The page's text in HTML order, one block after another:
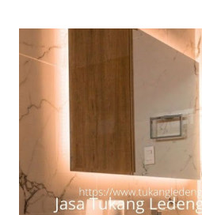
#tukangledengKemayoran
#tukangledengjakartaselatan
sentuh teks nomor disamping:
kepuasan pelanggan adalah
profesional, tim tukang ledeng
dapat memberi Anda solusi untuk
dari masalah kecil sampai besar.
Cepat, masalah diselesaikan